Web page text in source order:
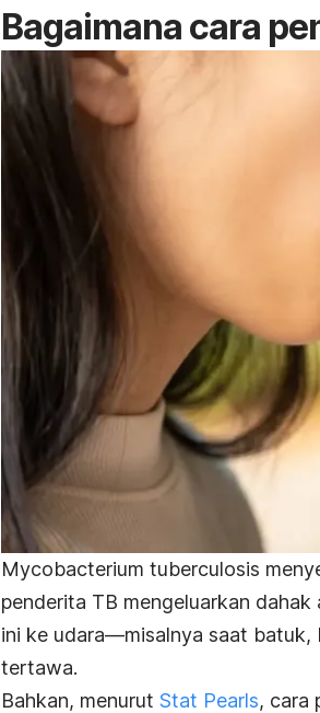
Bagaimana cara
Mycobacterium tuberculosis
penderita TB mengeluarkan
ini ke udara—misalnya saat batuk,
tertawa.
Bahkan, menurut Stat Pearls, cara